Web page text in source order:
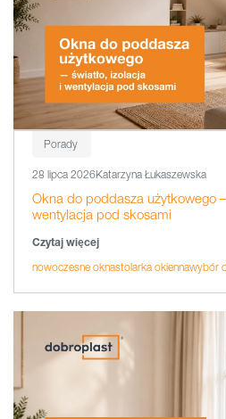
Porady
28 lipca 2026Katarzyna Łukaszewska
Okna do poddasza użytkowego
wentylacja pod skosami
Czytaj więcej
nowoczesne oknastolarka okiennawybór